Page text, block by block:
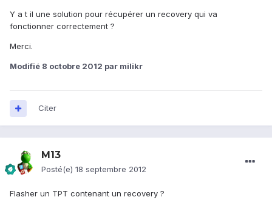
Y a t il une solution pour récupérer un recovery qui va
fonctionner correctement ?
Merci.
Modifié 8 octobre 2012 par milikr
Citer
M13
Posté(e) 18 septembre 2012
Flasher un TPT contenant un recovery ?